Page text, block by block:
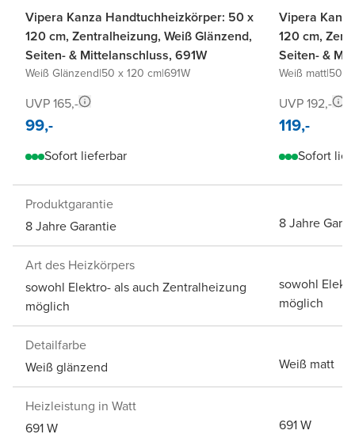
Vipera Kanza Handtuchheizkörper: 50 x
120 cm, Zentralheizung, Weiß Glänzend,
Seiten- & Mittelanschluss, 691W
Weiß Glänzend|50 x 120 cm|691W
UVP 165,-
99,-
Sofort lieferbar
Vipera
120 cm,
Seiten- &
Weiß matt|50 x
UVP 192,-
119,-
Sofort
Produktgarantie
8 Jahre Garantie
8 Jahre
Art des Heizkörpers
sowohl Elektro- als auch Zentralheizung
möglich
sowohl
möglich
Detailfarbe
Weiß glänzend
Weiß matt
Heizleistung in Watt
691 W
691 W